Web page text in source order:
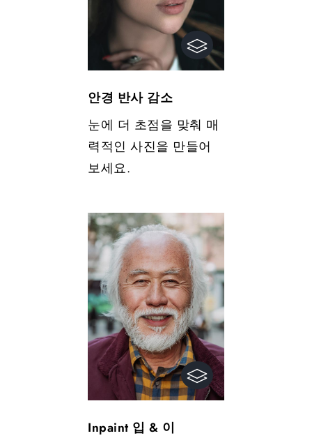
안경 반사 감소
눈에 더 초점을 맞춰 매
력적인 사진을 만들어
보세요.
Inpaint 입 & 이